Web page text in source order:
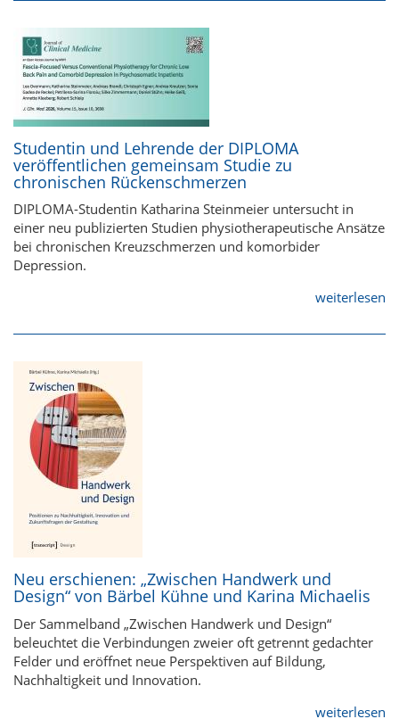
Studentin und Lehrende der DIPLOMA
veröffentlichen gemeinsam Studie zu
chronischen Rückenschmerzen
DIPLOMA-Studentin Katharina Steinmeier untersucht in
einer neu publizierten Studien physiotherapeutische Ansätze
bei chronischen Kreuzschmerzen und komorbider
Depression.
weiterlesen
Neu erschienen: „Zwischen Handwerk und
Design“ von Bärbel Kühne und Karina Michaelis
Der Sammelband „Zwischen Handwerk und Design“
beleuchtet die Verbindungen zweier oft getrennt gedachter
Felder und eröffnet neue Perspektiven auf Bildung,
Nachhaltigkeit und Innovation.
weiterlesen